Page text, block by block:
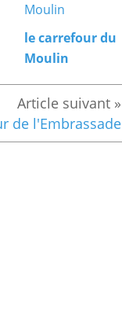
le carrefour du
Moulin
de l'Embrassade